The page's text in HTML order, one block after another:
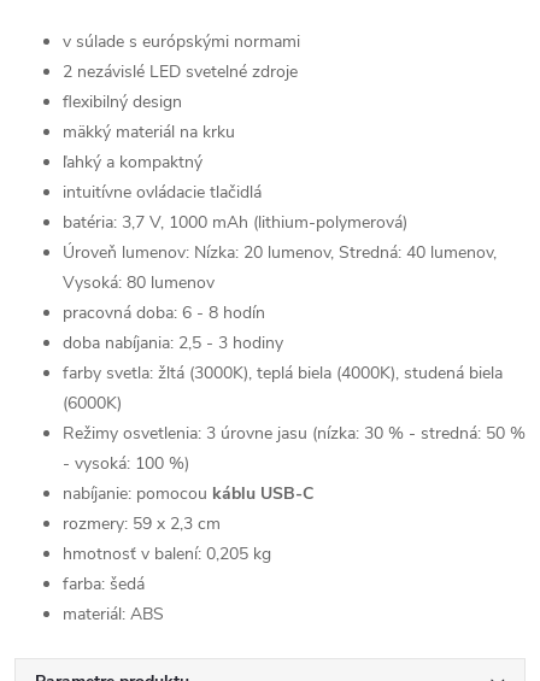
v súlade s európskými normami
2 nezávislé LED svetelné zdroje
flexibilný design
mäkký materiál na krku
ľahký a kompaktný
intuitívne ovládacie tlačidlá
batéria: 3,7 V, 1000 mAh (lithium-polymerová)
Úroveň lumenov: Nízka: 20 lumenov, Stredná: 40 lumenov,
Vysoká: 80 lumenov
pracovná doba: 6 - 8 hodín
doba nabíjania: 2,5 - 3 hodiny
farby svetla: žltá (3000K), teplá biela (4000K), studená biela
(6000K)
Režimy osvetlenia: 3 úrovne jasu (nízka: 30 % - stredná: 50 %
- vysoká: 100 %)
nabíjanie: pomocou káblu USB-C
rozmery: 59 x 2,3 cm
hmotnosť v balení: 0,205 kg
farba: šedá
materiál: ABS